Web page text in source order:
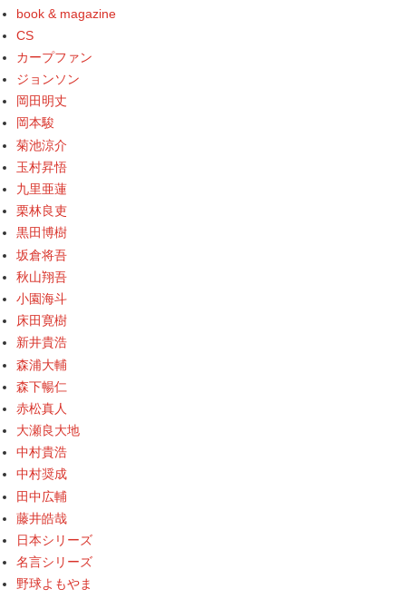
book & magazine
CS
カープファン
ジョンソン
岡田明丈
岡本駿
菊池涼介
玉村昇悟
九里亜蓮
栗林良吏
黒田博樹
坂倉将吾
秋山翔吾
小園海斗
床田寛樹
新井貴浩
森浦大輔
森下暢仁
赤松真人
大瀬良大地
中村貴浩
中村奨成
田中広輔
藤井皓哉
日本シリーズ
名言シリーズ
野球よもやま